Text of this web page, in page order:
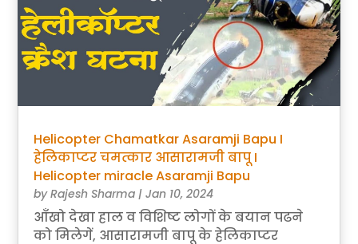
Helicopter Chamatkar Asaramji Bapu I
हेलिकाप्टर चमत्कार आसारामजी बापू I
Helicopter miracle Asaramji Bapu
byRajesh Sharma |Jan 10, 2024
आँखो देखा हाल व विशिष्ट लोगों के बयान पढने
को मिलेगें, आसारामजी बापू के हेलिकाप्टर